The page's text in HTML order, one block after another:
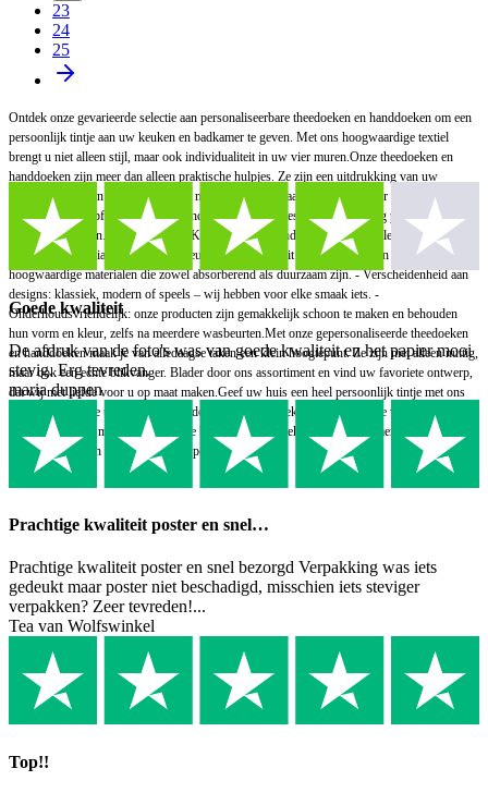
23
24
25
Ontdek onze gevarieerde selectie aan personaliseerbare theedoeken en handdoeken om een ​​
persoonlijk tintje aan uw keuken en badkamer te geven. Met ons hoogwaardige textiel
brengt u niet alleen stijl, maar ook individualiteit in uw vier muren.Onze theedoeken en
handdoeken zijn meer dan alleen praktische hulpjes. Ze zijn een uitdrukking van uw
persoonlijkheid en uw smaak. Of je nu op zoek bent naar een cadeau voor een dierbare of je
eigen huis wilt opfleuren, bij ons vind je het perfecte design, dat we graag personaliseren
naar jouw wensen.- Personalisatie: Kies uit verschillende lettertypen en kleuren om uw
naam of een speciaal bericht te vereeuwigen. - Kwaliteit: onze doekjes zijn gemaakt van
hoogwaardige materialen die zowel absorberend als duurzaam zijn. - Verscheidenheid aan
designs: klassiek, modern of speels – wij hebben voor elke smaak iets. -
Onderhoudsvriendelijk: onze producten zijn gemakkelijk schoon te maken en behouden
hun vorm en kleur, zelfs na meerdere wasbeurten.Met onze gepersonaliseerde theedoeken
en handdoeken maak je van alledaagse taken een klein hoogtepunt. Ze zijn niet alleen nuttig,
maar ook een echte blikvanger. Blader door ons assortiment en vind uw favoriete ontwerp,
dat wij met liefde voor u op maat maken.Geef uw huis een heel persoonlijk tintje met ons
gepersonaliseerde textiel. Onze theedoeken en handdoeken wachten om te worden
gepersonaliseerd met uw individuele boodschap. Ontdek nu ons assortiment en geniet van
de combinatie van functionaliteit en persoonlijke flair.
Goede kwaliteit
De afdruk van de foto's was van goede kwaliteit en het papier mooi
stevig. Erg tevreden.
maria duppen
Prachtige kwaliteit poster en snel…
Prachtige kwaliteit poster en snel bezorgd Verpakking was iets
gedeukt maar poster niet beschadigd, misschien iets steviger
verpakken? Zeer tevreden!...
Tea van Wolfswinkel
Top!!